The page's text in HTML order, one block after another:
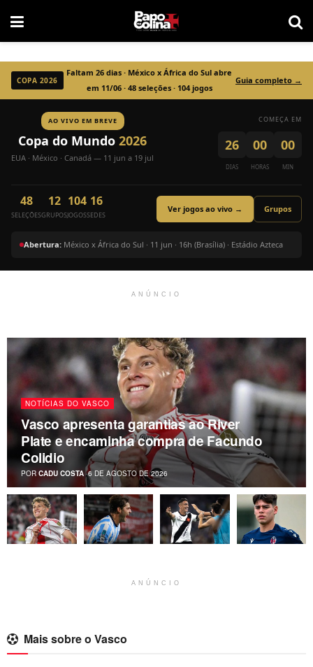
COPA 2026
Faltam26 dias · México x África do Sul abre
em 11/06 · 48 seleções · 104 jogos
Guia completo →
AO VIVO EM BREVE
Copa do Mundo 2026
EUA · México · Canadá — 11 jun a 19 jul
COMEÇA EM
26
DIAS
00
HORAS
00
MIN
48
SELEÇÕES
12
GRUPOS
104
JOGOS
16
SEDES
Ver jogos ao vivo → Grupos
Abertura: México x África do Sul · 11 jun · 16h (Brasília) · Estádio Azteca
ANÚNCIO
NOTÍCIAS DO VASCO
Vasco apresenta garantias ao River
Plate e encaminha compra de Facundo
Colidio
POR CADU COSTA 6 DE AGOSTO DE 2026
ANÚNCIO
Mais sobre o Vasco